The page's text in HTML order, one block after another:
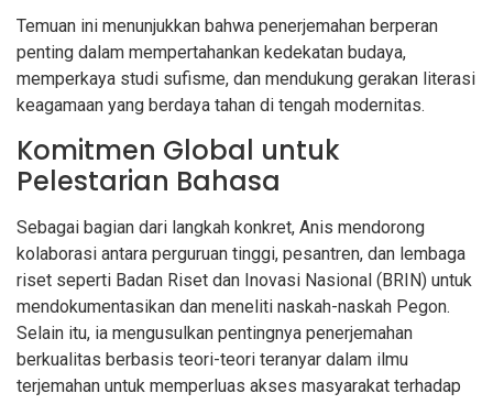
Temuan ini menunjukkan bahwa penerjemahan berperan
penting dalam mempertahankan kedekatan budaya,
memperkaya studi sufisme, dan mendukung gerakan literasi
keagamaan yang berdaya tahan di tengah modernitas.
Komitmen Global untuk
Pelestarian Bahasa
Sebagai bagian dari langkah konkret, Anis mendorong
kolaborasi antara perguruan tinggi, pesantren, dan lembaga
riset seperti Badan Riset dan Inovasi Nasional (BRIN) untuk
mendokumentasikan dan meneliti naskah-naskah Pegon.
Selain itu, ia mengusulkan pentingnya penerjemahan
berkualitas berbasis teori-teori teranyar dalam ilmu
terjemahan untuk memperluas akses masyarakat terhadap